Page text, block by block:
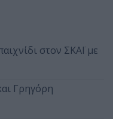
στον ΣΚΑΪ με
Γρηγόρη